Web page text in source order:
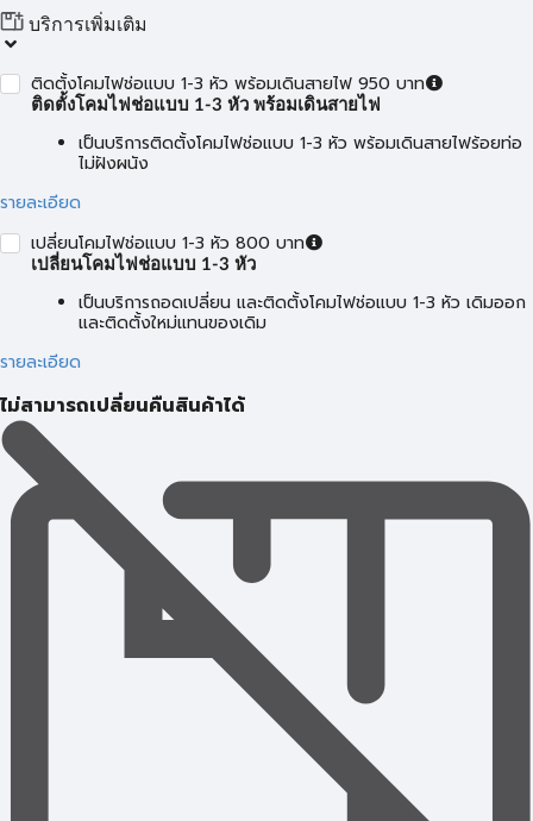
บริการเพิ่มเติม
ติดตั้งโคมไฟช่อแบบ 1-3 หัว พร้อมเดินสายไฟ 950 บาท
ติดตั้งโคมไฟช่อแบบ 1-3 หัว พร้อมเดินสายไฟ
เป็นบริการติดตั้งโคมไฟช่อแบบ 1-3 หัว พร้อมเดินสายไฟร้อยท่อ
ไม่ฝังผนัง
รายละเอียด
เปลี่ยนโคมไฟช่อแบบ 1-3 หัว 800 บาท
เปลี่ยนโคมไฟช่อแบบ 1-3 หัว
เป็นบริการถอดเปลี่ยน และติดตั้งโคมไฟช่อแบบ 1-3 หัว เดิมออก
และติดตั้งใหม่แทนของเดิม
รายละเอียด
ไม่สามารถเปลี่ยนคืนสินค้าได้